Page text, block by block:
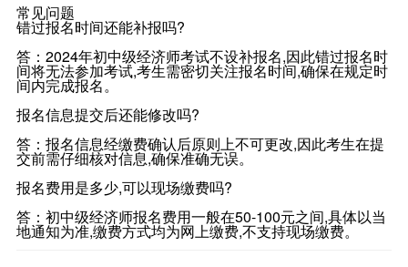
常见问题
错过报名时间还能补报吗?
答：2024年初中级经济师考试不设补报名,因此错过报名时
间将无法参加考试,考生需密切关注报名时间,确保在规定时
间内完成报名。
报名信息提交后还能修改吗?
答：报名信息经缴费确认后原则上不可更改,因此考生在提
交前需仔细核对信息,确保准确无误。
报名费用是多少,可以现场缴费吗?
答：初中级经济师报名费用一般在50-100元之间,具体以当
地通知为准,缴费方式均为网上缴费,不支持现场缴费。